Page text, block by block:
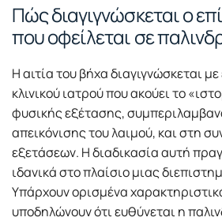
Πώς διαγιγνώσκεται ο
που οφείλεται σε
Η αιτία του βήχα διαγιγνώσκεται
κλινικού ιατρού που ακούει το
φυσικής εξέτασης,
απεικόνισης του λαιμού, και στη
εξετάσεων. Η διαδικασία αυτή
ιδανικά στο πλαίσιο μιας
Υπάρχουν ορισμένα
υποδηλώνουν ότι ευθύνεται η